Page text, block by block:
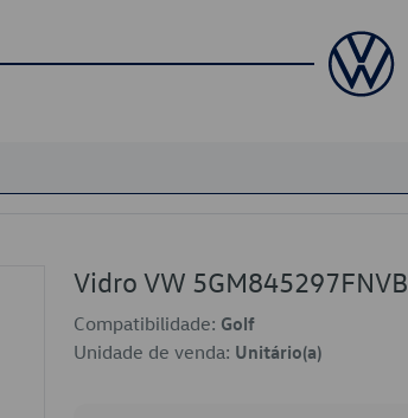
Vidro VW 5GM845297FNVB
Compatibilidade: Golf
Unidade de venda: Unitário(a)